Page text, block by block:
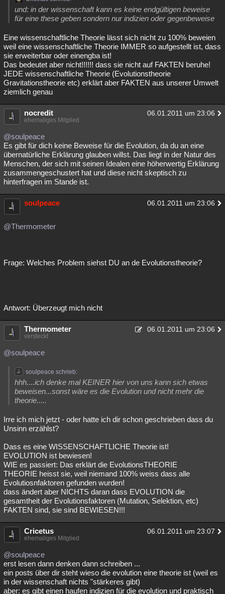
und: in der wissenschaft kann es keine endgültigen beweise
für eine these geben sondern nur indizien oder gegenbeweise
Eine wissenschaftliche Theorie lässt sich nicht zu 100% beweien
weil eine wissenschaftliche Theorie IMMER so aufgestellt ist, dass
sie erweiterbar oder einengba ist!
Das bedeutet aber nicht!!!!!! dass sie nicht auf FAKTEN beruhe!
JEDE wissenschaftliche Theorie (Evolutionstheorie
Gravitationstheorie etc) erklärt aber FAKTEN aus unserer Umwelt
ziemlich genau
nocredit 06.01.2011 um 23:06
ehemaliges Mitglied
@soulpeace
Es gibt für dich keine Beweise für die Evolution, da du an eine
übernatürliche Erklärung glauben willst. Das liegt in der Natur des
Menschen, der sich mit seinen Idealen eine höherwertig Erklärung
zusammengeschustert hat und diese nicht skeptisch zu
hinterfragen im Stande ist.
soulpeace 06.01.2011 um 23:06
@Thermometer
Frage: Welches Problem siehst DU an de Evolutionstheorie?
Antwort: Überzeugt mich nicht
Thermometer 06.01.2011 um 23:06
versteckt
@soulpeace
soulpeace schrieb:
hhh....ich denke mal KEINER hier von uns kann sich etwas
beweisen...sonst wäre es die Evolution und nicht mehr die
theorie.....
Irre ich mich jetzt - oder hatte ich dir schon geschrieben dass du
Unsinn erzählst?
Dass es eine WISSENSCHAFTLICHE Theorie ist!
EVOLUTION ist bewiesen!
WIE es passiert: Das erklärt die EvolutionsTHEORIE
THEORIE heisst sie, weil niemand 100% weiss dass alle
Evolutiosnfaktoren gefunden wurden!
dass ändert aber NICHTS daran dass EVOLUTION die
gesamtheit der Evolutionsfaktoren (Mutation, Selektion, etc)
FAKTEN sind, sie sind BEWIESEN!!!
Cricetus 06.01.2011 um 23:07
ehemaliges Mitglied
@soulpeace
erst lesen dann denken dann schreiben ...
ein posts über dir steht wieso die evolution eine theorie ist (weil es
in der wissenschaft nichts "stärkeres gibt)
aber: es gibt einen haufen indizien für die evolution und praktisch